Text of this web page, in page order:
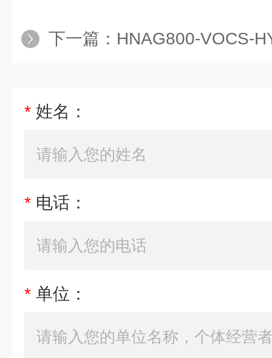
下一篇： HNAG800-VOCS-HY霍尼艾格
* 姓名：
* 电话：
* 单位：